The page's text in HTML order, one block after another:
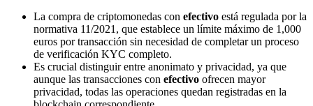
La compra de criptomonedas con efectivo está regulada por la
normativa 11/2021, que establece un límite máximo de 1,000
euros por transacción sin necesidad de completar un proceso
de verificación KYC completo.
Es crucial distinguir entre anonimato y privacidad, ya que
aunque las transacciones con efectivo ofrecen mayor
privacidad, todas las operaciones quedan registradas en la